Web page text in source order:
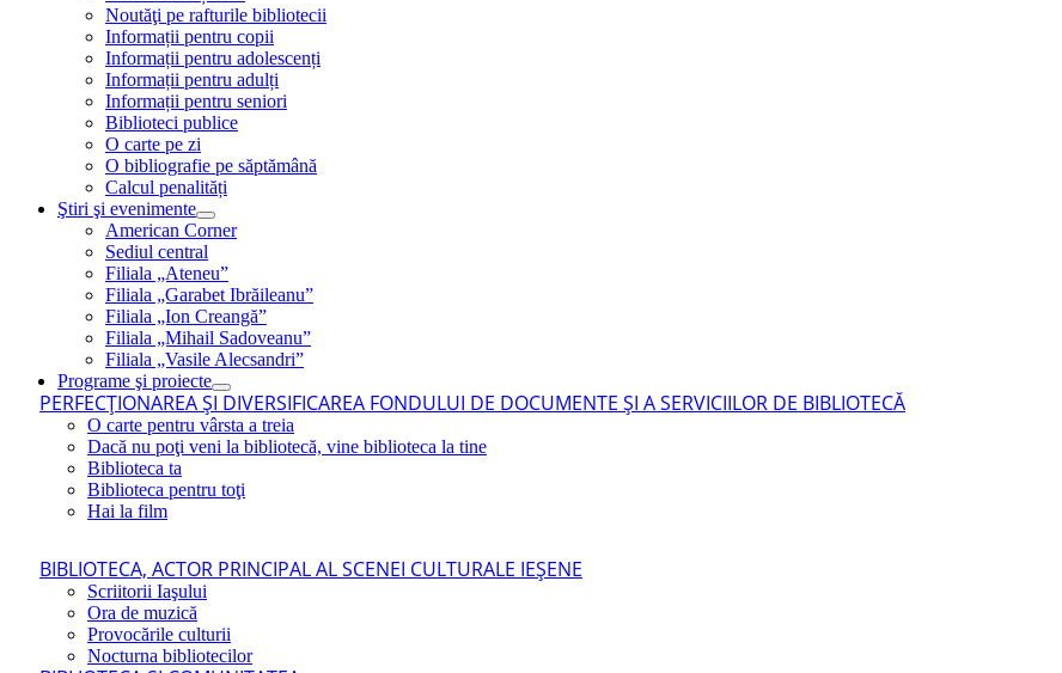
Noutăţi pe rafturile bibliotecii
Informații pentru copii
Informații pentru adolescenți
Informații pentru adulți
Informații pentru seniori
Biblioteci publice
O carte pe zi
O bibliografie pe săptămână
Calcul penalități
Ştiri şi evenimente
American Corner
Sediul central
Filiala „Ateneu”
Filiala „Garabet Ibrăileanu”
Filiala „Ion Creangă”
Filiala „Mihail Sadoveanu”
Filiala „Vasile Alecsandri”
Programe şi proiecte
PERFECŢIONAREA ŞI DIVERSIFICAREA FONDULUI DE DOCUMENTE ŞI A SERVICIILOR DE BIBLIOTECĂ
O carte pentru vârsta a treia
Dacă nu poţi veni la bibliotecă, vine biblioteca la tine
Biblioteca ta
Biblioteca pentru toţi
Hai la film
BIBLIOTECA, ACTOR PRINCIPAL AL SCENEI CULTURALE IEŞENE
Scriitorii Iaşului
Ora de muzică
Provocările culturii
Nocturna bibliotecilor